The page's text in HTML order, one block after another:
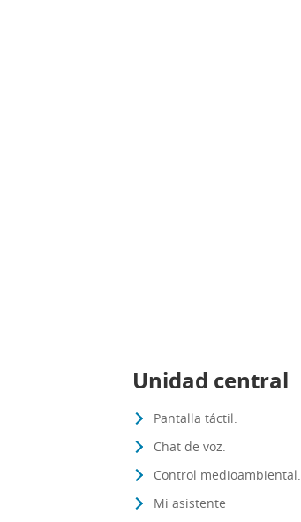
Unidad central
Pantalla táctil.
Chat de voz.
Control medioambiental.
Mi asistente